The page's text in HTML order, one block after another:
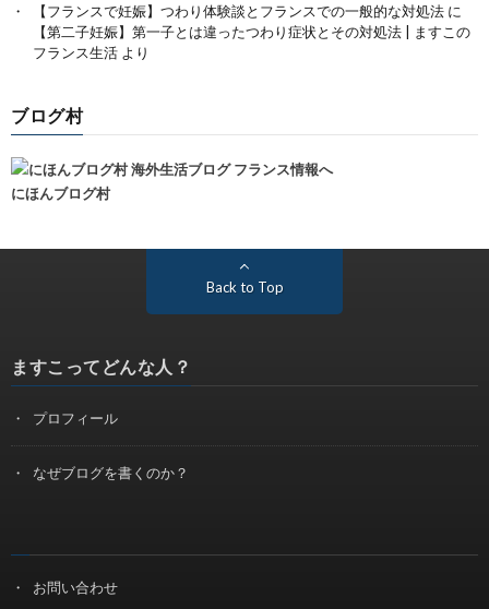
【フランスで妊娠】つわり体験談とフランスでの一般的な対処法 に
【第二子妊娠】第一子とは違ったつわり症状とその対処法 | ますこの
フランス生活 より
ブログ村
にほんブログ村
Back to Top
ますこってどんな人？
プロフィール
なぜブログを書くのか？
お問い合わせ